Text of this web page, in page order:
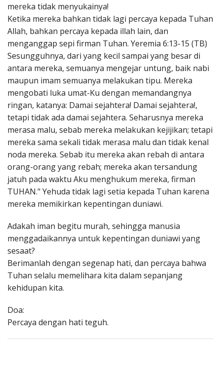
mereka tidak menyukainya!
Ketika mereka bahkan tidak lagi percaya kepada Tuhan
Allah, bahkan percaya kepada illah lain, dan
menganggap sepi firman Tuhan. Yeremia 6:13-15 (TB)
Sesungguhnya, dari yang kecil sampai yang besar di
antara mereka, semuanya mengejar untung, baik nabi
maupun imam semuanya melakukan tipu. Mereka
mengobati luka umat-Ku dengan memandangnya
ringan, katanya: Damai sejahtera! Damai sejahtera!,
tetapi tidak ada damai sejahtera. Seharusnya mereka
merasa malu, sebab mereka melakukan kejijikan; tetapi
mereka sama sekali tidak merasa malu dan tidak kenal
noda mereka. Sebab itu mereka akan rebah di antara
orang-orang yang rebah; mereka akan tersandung
jatuh pada waktu Aku menghukum mereka, firman
TUHAN." Yehuda tidak lagi setia kepada Tuhan karena
mereka memikirkan kepentingan duniawi.
Adakah iman begitu murah, sehingga manusia
menggadaikannya untuk kepentingan duniawi yang
sesaat?
Berimanlah dengan segenap hati, dan percaya bahwa
Tuhan selalu memelihara kita dalam sepanjang
kehidupan kita.
Doa:
Percaya dengan hati teguh.